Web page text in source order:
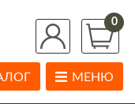
0
МЕНЮ